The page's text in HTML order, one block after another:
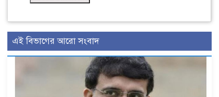
এই বিভাগের আরো সংবাদ